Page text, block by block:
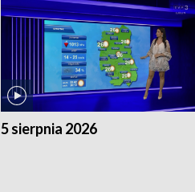
5 sierpnia 2026